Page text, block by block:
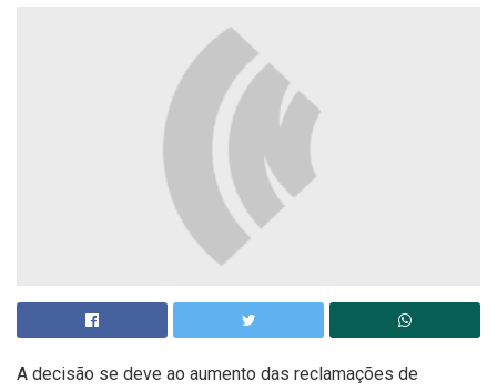
A decisão se deve ao aumento das reclamações de